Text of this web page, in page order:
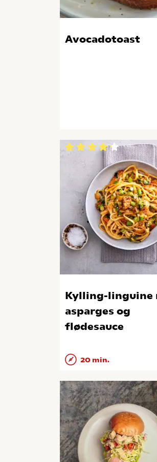
Avocadotoast
Kylling-linguine
asparges og
flødesauce
20 min.